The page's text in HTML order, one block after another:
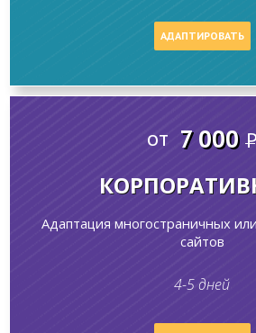
АДАПТИРОВАТЬ
от 7 000 P
Адаптация многостраничных
сайтов
4-5 дней